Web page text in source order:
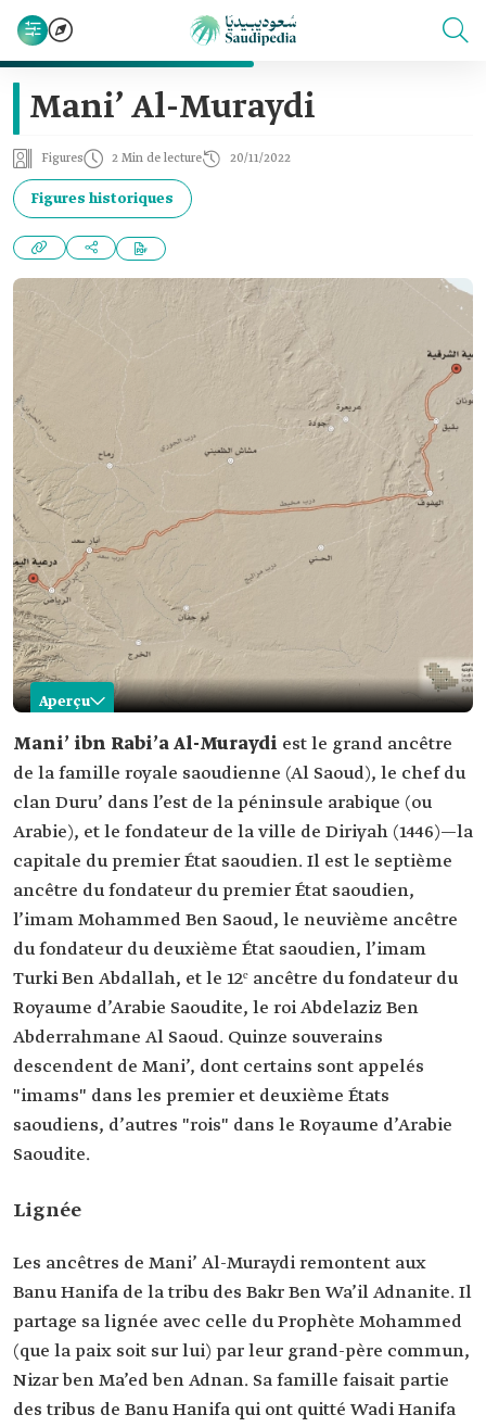
Mani’ Al-Muraydi
Figures 2 Min de lecture 20/11/2022
Figures historiques
Aperçu
Mani’ Al-Muraydi
Nom
Mani' ibn Rabi'a Al-Muraydi. Caractéristiques
Grand-père de la famille royale d'Arabie Saoudite
(Al Saoud). Chef du clan Shield dans l'est de
l'Arabie.
Fondateur de Diriyah.
Nombre de
souverains de
descendance
15 souverains.
Lignée de
Mani' al-
Muraydi'
Sa lignée remonte aux Bani Hanifa de la tribu de
Bakr bin Wael Al-Adnaniya, et elle coïncide avec la
lignée du Prophète Mohammed, que Dieu le
bénisse et que la paix soit sur lui, par leur grand-
père commun, "Nizar ben Ma'ad ben Adnan".
Mani’ ibn Rabi’a Al-Muraydi est le grand ancêtre
de la famille royale saoudienne (Al Saoud), le chef du
clan Duru’ dans l’est de la péninsule arabique (ou
Arabie), et le fondateur de la ville de Diriyah (1446)—la
capitale du premier État saoudien. Il est le septième
ancêtre du fondateur du premier État saoudien,
l’imam Mohammed Ben Saoud, le neuvième ancêtre
du fondateur du deuxième État saoudien, l’imam
Turki Ben Abdallah, et le 12ᵉ ancêtre du fondateur du
Royaume d’Arabie Saoudite, le roi Abdelaziz Ben
Abderrahmane Al Saoud. Quinze souverains
descendent de Mani’, dont certains sont appelés
"imams" dans les premier et deuxième États
saoudiens, d’autres "rois" dans le Royaume d’Arabie
Saoudite.
Lignée
Les ancêtres de Mani’ Al-Muraydi remontent aux
Banu Hanifa de la tribu des Bakr Ben Wa’il Adnanite. Il
partage sa lignée avec celle du Prophète Mohammed
(que la paix soit sur lui) par leur grand-père commun,
Nizar ben Ma’ed ben Adnan. Sa famille faisait partie
des tribus de Banu Hanifa qui ont quitté Wadi Hanifa